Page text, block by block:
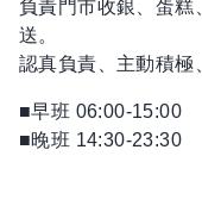
負責門市收銀、蛋
送。
認真負責、主動積極
■早班 06:00-15:00
■晚班 14:30-23:30